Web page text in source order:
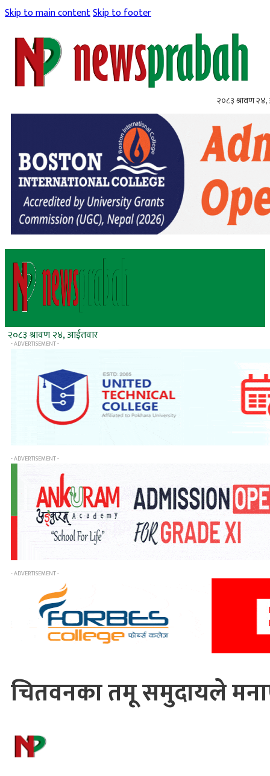
Skip to main contentSkip to footer
२०८३ श्रावण
२०८३ श्रावण २४, आईतवार
- ADVERTISEMENT -
- ADVERTISEMENT -
- ADVERTISEMENT -
चितवनका तमू समुदायले मनाए